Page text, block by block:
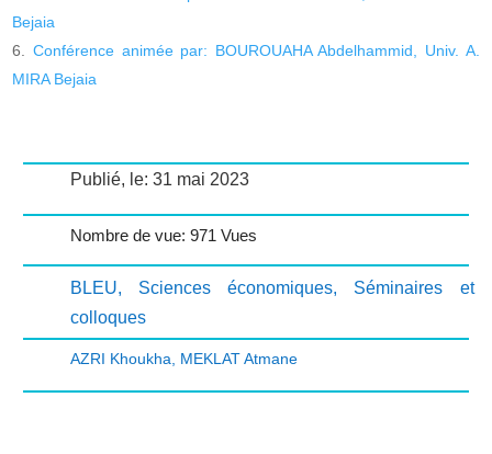
Bejaia
Conférence animée par: BOUROUAHA Abdelhammid, Univ. A.
MIRA Bejaia
Publié, le: 31 mai 2023
Nombre de vue: 971 Vues
BLEU, Sciences économiques, Séminaires et
colloques
AZRI Khoukha MEKLAT Atmane